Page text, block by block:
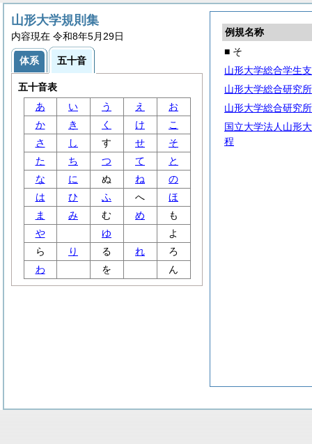
例規名称
■ そ
山形大学総合学生
山形大学総合研究
山形大学総合研究
国立大学法人山形
程
山形大学規則集
内容現在 令和8年5月29日
体系 五十音
五十音表
あ
い う え
お
か
き く け
こ
さ
し す せ
そ
た
ち つ て
と
な
に ぬ ね
の
は
ひ ふ へ
ほ
ま
み む め
も
や
ゆ
よ
ら
り る れ
ろ
わ
を ん